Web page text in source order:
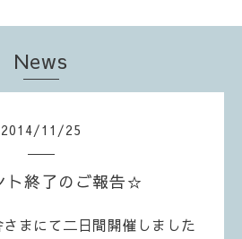
News
2014/11 /25
終了のご報告☆
まにて二日間開催しました